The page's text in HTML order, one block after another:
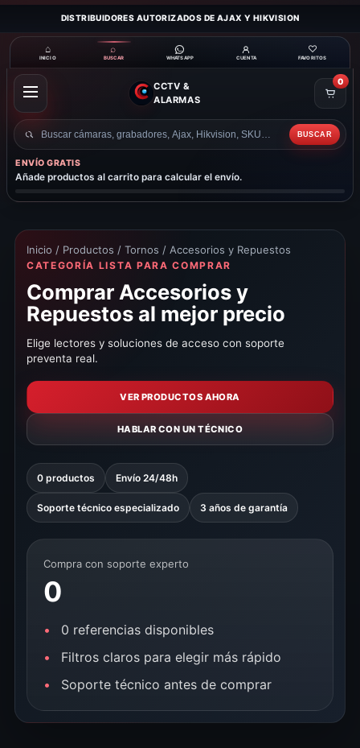
DISTRIBUIDORES AUTORIZADOS DE AJAX Y HIKVISION
⌂
INICIO
⌕
BUSCAR WHATSAPP CUENTA
♡
FAVORITOS
ABRIR
MENÚ
CCTV &
ALARMAS
Buscar
productos
BUSCAR
0
ENVÍO GRATIS
Añade productos al carrito para calcular el envío.
Inicio / Productos / Tornos / Accesorios y Repuestos
CATEGORÍA LISTA PARA COMPRAR
Comprar Accesorios y
Repuestos al mejor precio
Elige lectores y soluciones de acceso con soporte
preventa real.
VER PRODUCTOS AHORA
HABLAR CON UN TÉCNICO
0 productos Envío 24/48h
Soporte técnico especializado 3 años de garantía
Compra con soporte experto
0
0 referencias disponibles
Filtros claros para elegir más rápido
Soporte técnico antes de comprar